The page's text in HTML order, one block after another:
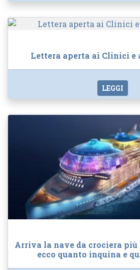
Lettera aperta ai Clinici e
LEGGI
Arriva la nave da crociera più
ecco quanto inquina e